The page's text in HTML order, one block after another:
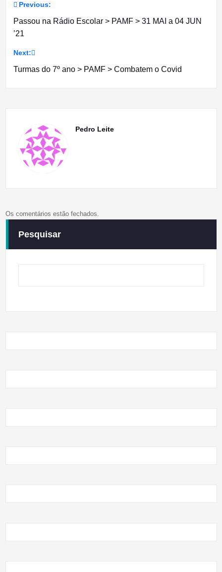
Navegação
de
artigos
Previous:
Passou na Rádio Escolar > PAMF > 31 MAI a 04 JUN
’21
Next:
Turmas do 7º ano > PAMF > Combatem o Covid
Pedro Leite
Os comentários estão fechados.
Pesquisar